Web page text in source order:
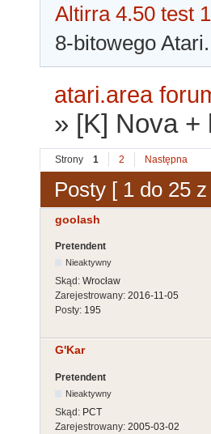
Altirra 4.50 test
8-bitowego Atari.
atari.area
» [K] Nova +
Strony 1 2 Następna
Posty [ 1 do 25
goolash
Pretendent
Nieaktywny
Skąd: Wrocław
Zarejestrowany: 2016-11-05
Posty: 195
G'Kar
Pretendent
Nieaktywny
Skąd: PCT
Zarejestrowany: 2005-03-02